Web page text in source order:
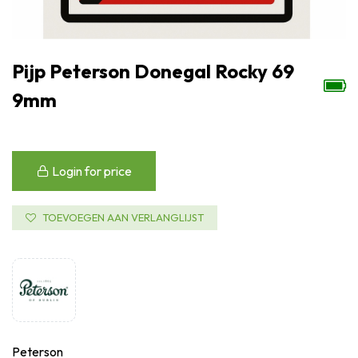
Pijp Peterson Donegal Rocky 69
9mm
Login for price
TOEVOEGEN AAN VERLANGLIJST
Peterson